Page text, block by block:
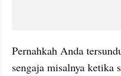
Pernahkah Anda
sengaja misalnya ketika